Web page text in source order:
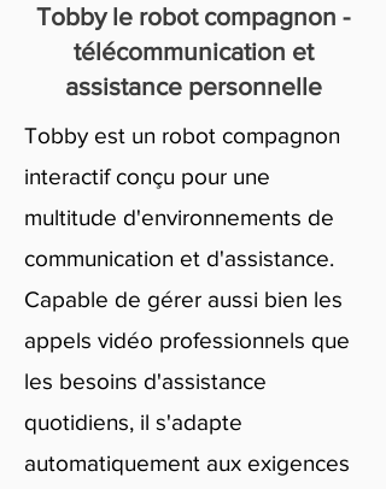
Tobby le robot compagnon -
télécommunication et
assistance personnelle
Tobby est un robot compagnon
interactif conçu pour une
multitude d'environnements de
communication et d'assistance.
Capable de gérer aussi bien les
appels vidéo professionnels que
les besoins d'assistance
quotidiens, il s'adapte
automatiquement aux exigences